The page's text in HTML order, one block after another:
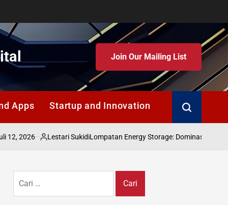
Join Our Mailing List
Apps Startup and Innovation Search
Posted
Lestari SukidiLompatan Energy Storage: Dominasi Baterai China
untuk: